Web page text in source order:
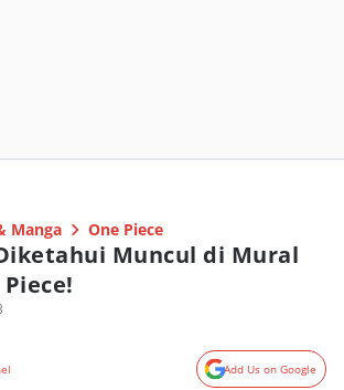
Manga One Piece
Muncul di Mural
Add Us on Google